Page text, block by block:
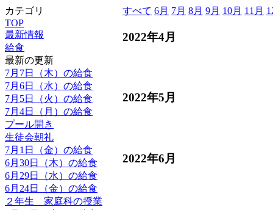
カテゴリ
TOP
最新情報
給食
最新の更新
7月7日（木）の給食
7月6日（水）の給食
7月5日（火）の給食
7月4日（月）の給食
プール開き
生徒会朝礼
7月1日（金）の給食
6月30日（木）の給食
6月29日（水）の給食
6月24日（金）の給食
２年生 家庭科の授業
すべて 6月 7月 8月 9月 10月 11月
2022年4月
2022年5月
2022年6月